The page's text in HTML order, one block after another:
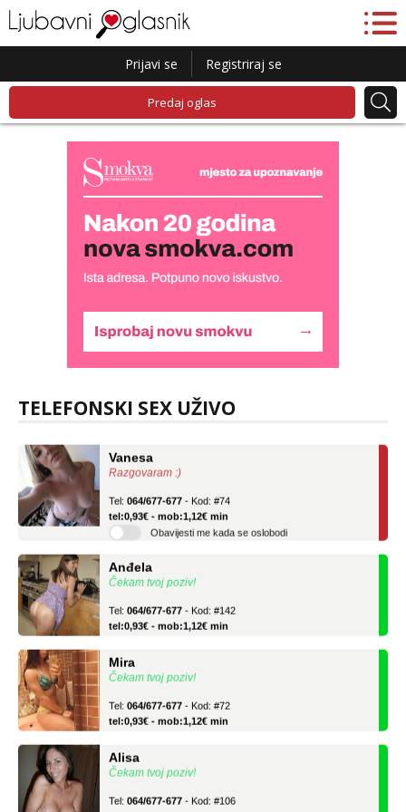
Prijavi se Registriraj se
Predaj oglas
TELEFONSKI SEX UŽIVO
Alisa
tel:0,93€ - mob:1,12€ min
Razgovaram :)
tel:0,93€ - mob:1,12€ min
Obavijesti me kada se oslobodi
Čekam tvoj poziv!
tel:0,93€ - mob:1,12€ min
Čekam tvoj poziv!
tel:0,93€ - mob:1,12€ min
Čekam tvoj poziv!
tel:0,93€ - mob:1,12€ min